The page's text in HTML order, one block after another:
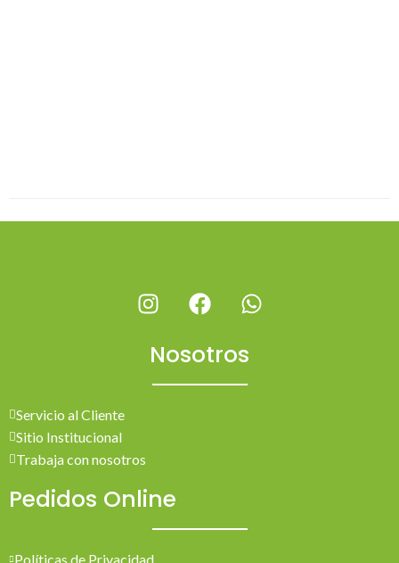
Nosotros
Servicio al Cliente
Sitio Institucional
Trabaja con nosotros
Pedidos Online
Políticas de Privacidad